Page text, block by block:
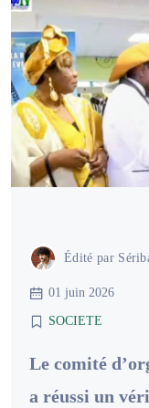
Édité par
01 juin 2026
SOCIETE
Le comité
a réussi un